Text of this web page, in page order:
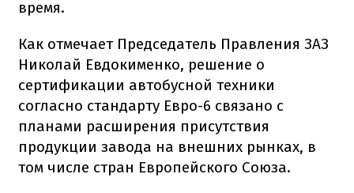
время.
Как отмечает Председатель Правления ЗАЗ
Николай Евдокименко, решение о
сертификации автобусной техники
согласно стандарту Евро-6 связано с
планами расширения присутствия
продукции завода на внешних рынках, в
том числе стран Европейского Союза.